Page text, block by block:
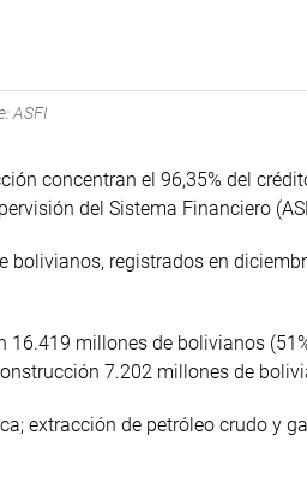
ASFI
concentran el 96,35% del
del Sistema Financiero
registrados en
millones de bolivianos
7.202 millones de
extracción de petróleo crudo y